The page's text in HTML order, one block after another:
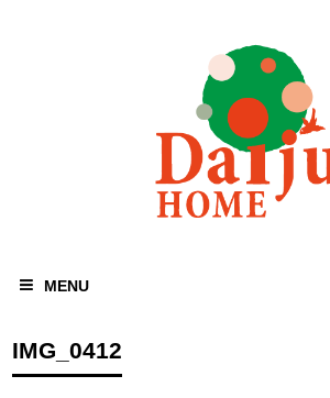
MENU
IMG_0412